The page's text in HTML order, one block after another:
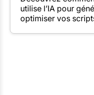
utilise l’IA pour
optimiser vos